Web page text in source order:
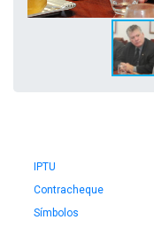
IPTU
Contracheque
Símbolos